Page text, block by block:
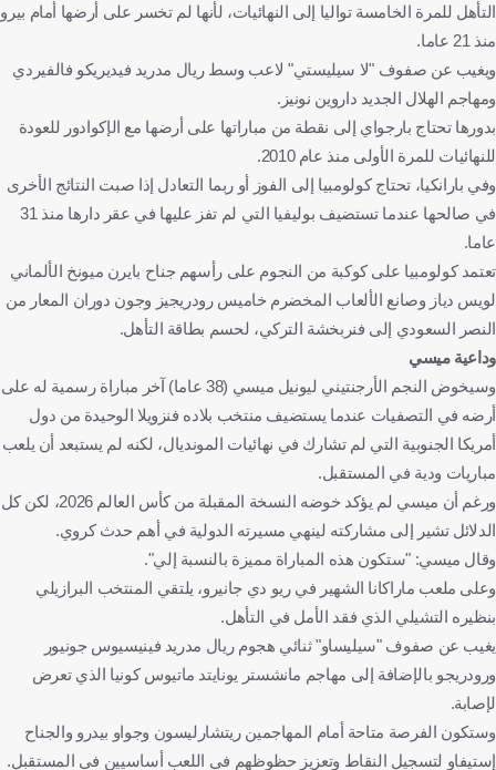
التأهل للمرة الخامسة تواليا إلى النهائيات، لأنها لم تخسر على أرضها أمام بيرو
منذ 21 عاما.
ويغيب عن صفوف "لا سيليستي" لاعب وسط ريال مدريد فيديريكو فالفيردي
ومهاجم الهلال الجديد داروين نونيز.
بدورها تحتاج بارجواي إلى نقطة من مباراتها على أرضها مع الإكوادور للعودة
للنهائيات للمرة الأولى منذ عام 2010.
وفي بارانكيا، تحتاج كولومبيا إلى الفوز أو ربما التعادل إذا صبت النتائج الأخرى
في صالحها عندما تستضيف بوليفيا التي لم تفز عليها في عقر دارها منذ 31
عاما.
تعتمد كولومبيا على كوكبة من النجوم على رأسهم جناح بايرن ميونخ الألماني
لويس دياز وصانع الألعاب المخضرم خاميس رودريجيز وجون دوران المعار من
النصر السعودي إلى فنربخشة التركي، لحسم بطاقة التأهل.
وداعية ميسي
وسيخوض النجم الأرجنتيني ليونيل ميسي (38 عاما) آخر مباراة رسمية له على
أرضه في التصفيات عندما يستضيف منتخب بلاده فنزويلا الوحيدة من دول
أمريكا الجنوبية التي لم تشارك في نهائيات المونديال، لكنه لم يستبعد أن يلعب
مباريات ودية في المستقبل.
ورغم أن ميسي لم يؤكد خوضه النسخة المقبلة من كأس العالم 2026، لكن كل
الدلائل تشير إلى مشاركته لينهي مسيرته الدولية في أهم حدث كروي.
وقال ميسي: "ستكون هذه المباراة مميزة بالنسبة إلي".
وعلى ملعب ماراكانا الشهير في ريو دي جانيرو، يلتقي المنتخب البرازيلي
بنظيره التشيلي الذي فقد الأمل في التأهل.
يغيب عن صفوف "سيليساو" ثنائي هجوم ريال مدريد فينيسيوس جونيور
ورودريجو بالإضافة إلى مهاجم مانشستر يونايتد ماتيوس كونيا الذي تعرض
لإصابة.
وستكون الفرصة متاحة أمام المهاجمين ريتشارليسون وجواو بيدرو والجناح
إستيفاو لتسجيل النقاط وتعزيز حظوظهم في اللعب أساسيين في المستقبل.